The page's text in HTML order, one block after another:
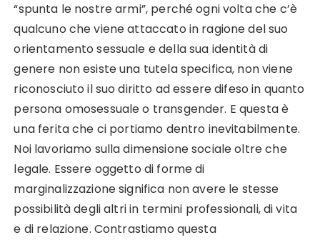
“spunta le nostre armi”, perché ogni volta che c’è
qualcuno che viene attaccato in ragione del suo
orientamento sessuale e della sua identità di
genere non esiste una tutela specifica, non viene
riconosciuto il suo diritto ad essere difeso in quanto
persona omosessuale o transgender. E questa è
una ferita che ci portiamo dentro inevitabilmente.
Noi lavoriamo sulla dimensione sociale oltre che
legale. Essere oggetto di forme di
marginalizzazione significa non avere le stesse
possibilità degli altri in termini professionali, di vita
e di relazione. Contrastiamo questa